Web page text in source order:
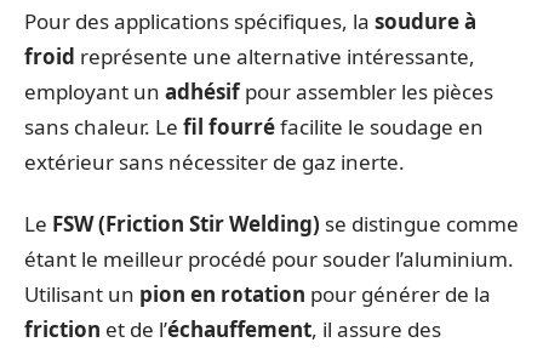
Pour des applications spécifiques, la soudure à
froid représente une alternative intéressante,
employant un adhésifpour assembler les pièces
sans chaleur. Le fil fourréfacilite le soudage en
extérieur sans nécessiter de gaz inerte.
Le FSW (Friction Stir Welding) se distingue comme
étant le meilleur procédé pour souder l’aluminium.
Utilisant un pion en rotation pour générer de la
friction et de l’échauffement, il assure des